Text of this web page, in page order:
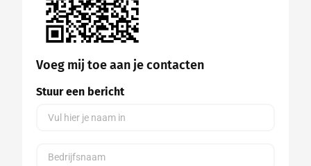
Voeg mij toe aan je contacten
Stuur een bericht